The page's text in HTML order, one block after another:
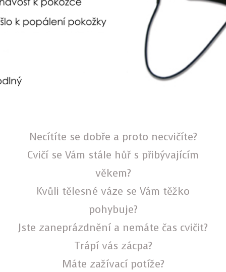
Necítíte se dobře a proto necvičíte?
Cvičí se Vám stále hůř s přibývajícím
věkem?
Kvůli tělesné váze se Vám těžko
pohybuje?
Jste zaneprázdnění a nemáte čas cvičit?
Trápí vás zácpa?
Máte zažívací potíže?